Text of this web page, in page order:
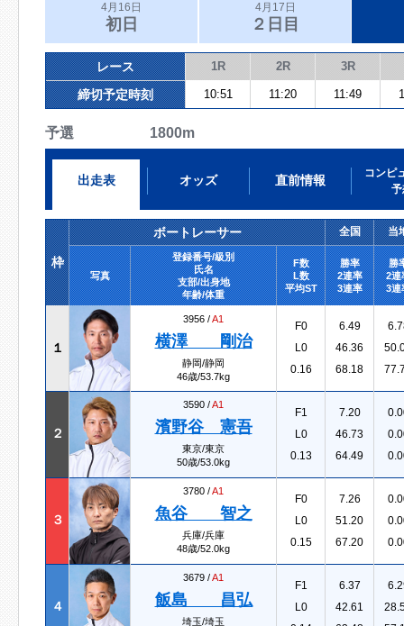
4月16日
初日
4月17日
２日目
レース 1R 2R 3R
締切予定時刻 10:51 11:20 11:49
予選 1800m
出走表 オッズ 直前情報
コンピ
予
枠
ボートレーサー 全国 当
写真
登録番号/級別
氏名
支部/出身地
年齢/体重
F数
L数
平均ST
勝率
2連率
3連率
勝
2連
3連
１
3956 /A1
横澤 剛治
静岡/静岡
46歳/53.7kg
F0
L0
0.16
6.49
46.36
68.18
２
3590 /A1
濱野谷 憲吾
東京/東京
50歳/53.0kg
F1
L0
0.13
7.20
46.73
64.49
３
3780 /A1
魚谷 智之
兵庫/兵庫
48歳/52.0kg
F0
L0
0.15
7.26
51.20
67.20
４
3679 /A1
飯島 昌弘
埼玉/埼玉
F1
L0
6.37
42.61